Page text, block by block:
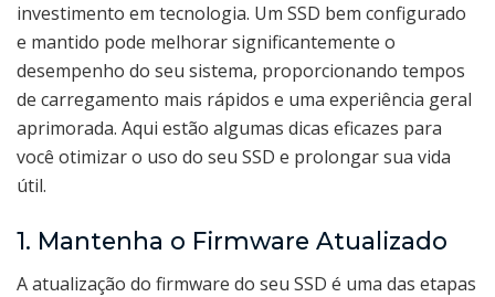
investimento em tecnologia. Um SSD bem configurado
e mantido pode melhorar significantemente o
desempenho do seu sistema, proporcionando tempos
de carregamento mais rápidos e uma experiência geral
aprimorada. Aqui estão algumas dicas eficazes para
você otimizar o uso do seu SSD e prolongar sua vida
útil.
1. Mantenha o Firmware Atualizado
A atualização do firmware do seu SSD é uma das etapas